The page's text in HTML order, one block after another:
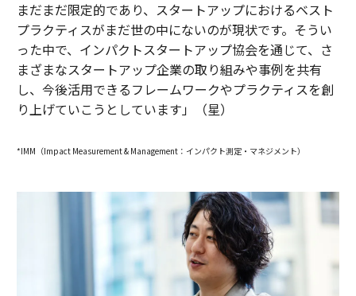
まだまだ限定的であり、スタートアップにおけるベスト
プラクティスがまだ世の中にないのが現状です。そうい
った中で、インパクトスタートアップ協会を通じて、さ
まざまなスタートアップ企業の取り組みや事例を共有
し、今後活用できるフレームワークやプラクティスを創
り上げていこうとしています」（星）
*IMM（Impact Measurement & Management：インパクト測定・マネジメント）